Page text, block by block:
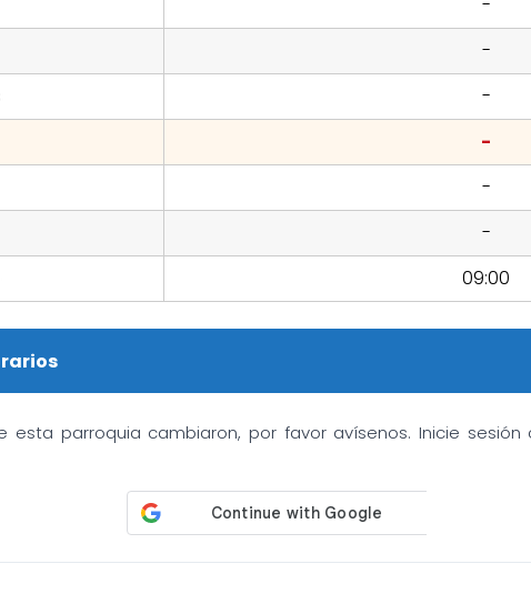
-
-
-
-
-
-
09:00
esta parroquia cambiaron, por favor avísenos. Inicie